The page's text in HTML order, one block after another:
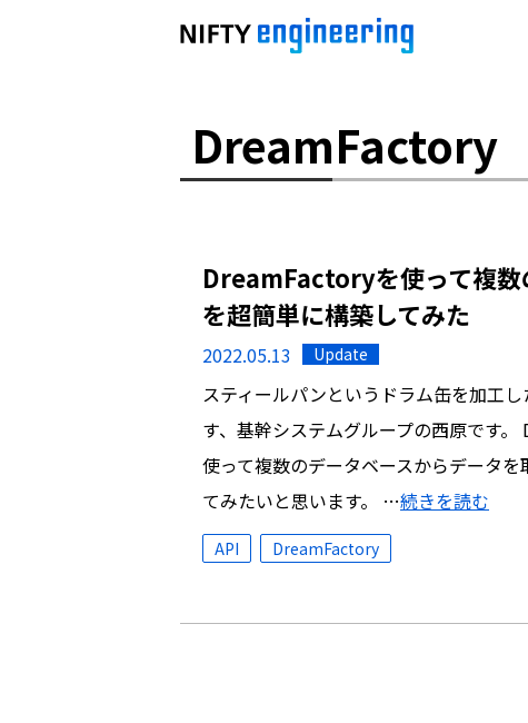
DreamFactory
DreamFactoryを使って複数
を超簡単に構築してみた
2022.05.13 Update
スティールパンというドラム缶を加工
す、基幹システムグループの西原です
使って複数のデータベースからデータ
てみたいと思います。 …続きを読む
API DreamFactory